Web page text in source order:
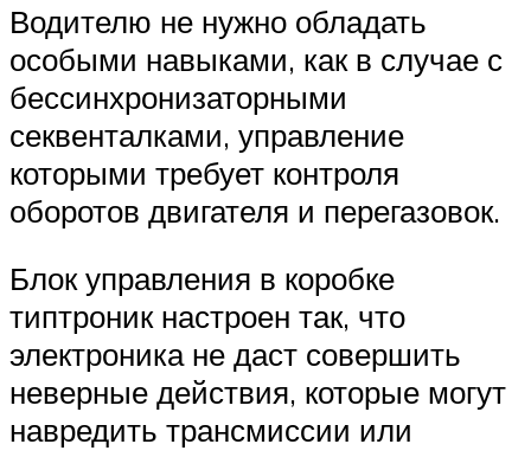
Водителю не нужно обладать
особыми навыками, как в случае с
бессинхронизаторными
секвенталками, управление
которыми требует контроля
оборотов двигателя и перегазовок.
Блок управления в коробке
типтроник настроен так, что
электроника не даст совершить
неверные действия, которые могут
навредить трансмиссии или